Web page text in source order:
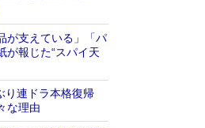
が支えている」「パ
が報じた“スパイ天
り連ドラ本格復帰
な理由